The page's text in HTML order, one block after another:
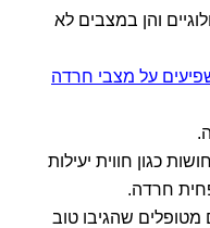
והן במצבים לא
על מצבי חרדה
כגון חווית יעילות
חרדה.
מטופלים שהגיבו טוב